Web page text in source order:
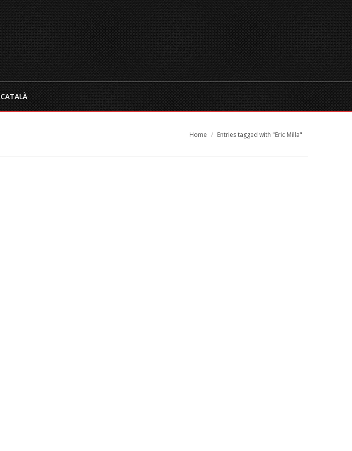
CATALÀ
You are here:
Home Entries tagged with "Eric Milla"
INICI EL RESTAURANT CARTA TEMPORADA XECS REGAL RESERVES CATALÀ